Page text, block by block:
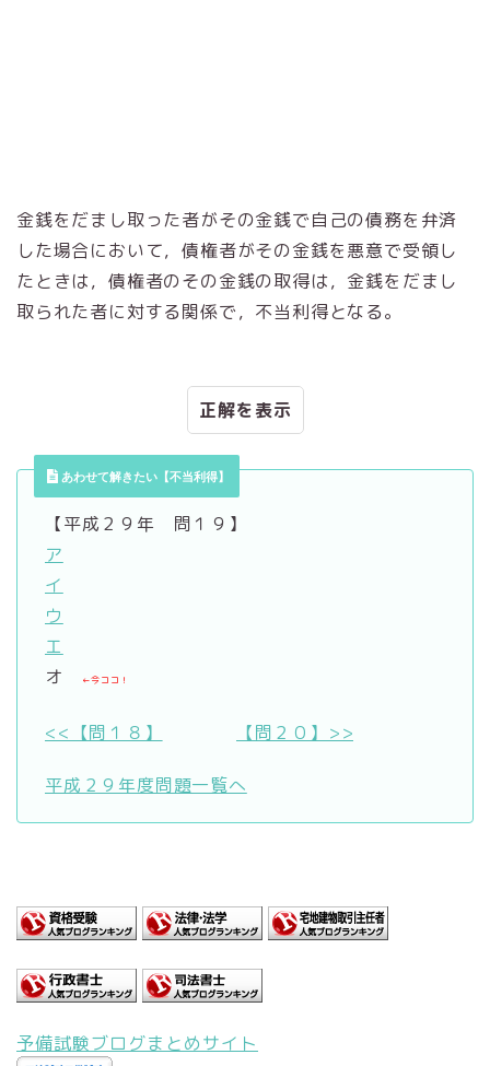
金銭をだまし取った者がその金銭で自己の債務を弁済
した場合において，債権者がその金銭を悪意で受領し
たときは，債権者のその金銭の取得は，金銭をだまし
取られた者に対する関係で，不当利得となる。
正解
あわせて解きたい【不当利得】
【平成２９年 問１９】
ア
イ
ウ
エ
オ
←今ココ！
<<【問１８】 【問２０】>>
平成２９年度問題一覧へ
予備試験ブログまとめサイト